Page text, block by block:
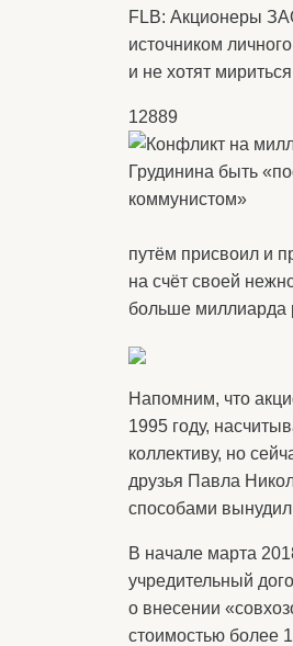
FLB: Акционеры
источником
и не хотят
12889
путём присвоил и
на счёт своей
больше миллиарда
Напомним, что
1995 году,
коллективу, но
друзья Павла
способами
В начале марта
учредительный
о внесении
стоимостью более